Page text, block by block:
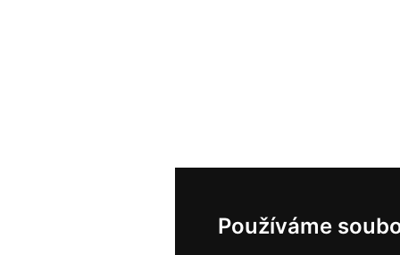
Používáme